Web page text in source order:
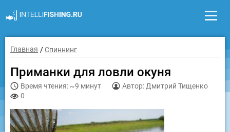
Главная Спиннинг
Приманки для ловли окуня
Время чтения: ~9 минут
Автор: Дмитрий Тищенко
0